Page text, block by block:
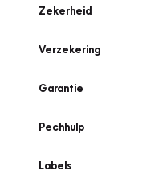
Zekerheid
Verzekering
Garantie
Pechhulp
Labels